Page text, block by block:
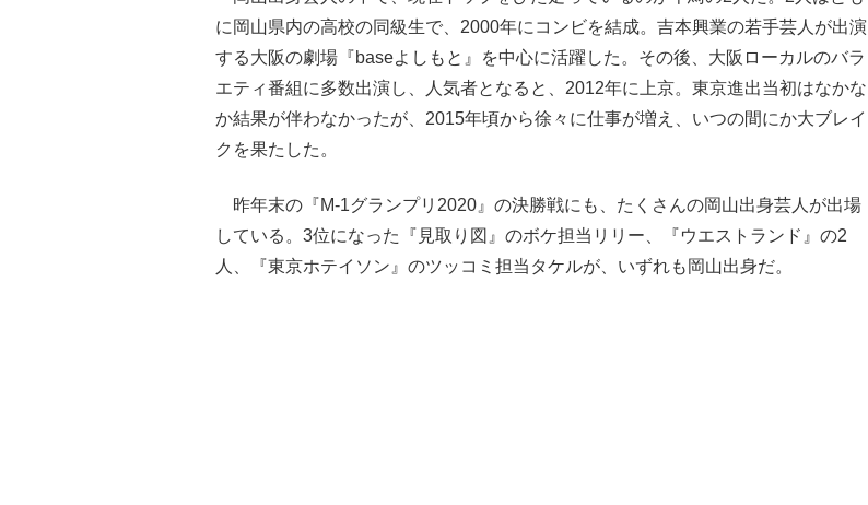
に岡山県内の高校の同級生で、2000年にコンビを結成。吉本興業の若手芸人が出演
する大阪の劇場『baseよしもと』を中心に活躍した。その後、大阪ローカルのバラ
エティ番組に多数出演し、人気者となると、2012年に上京。東京進出当初はなかな
か結果が伴わなかったが、2015年頃から徐々に仕事が増え、いつの間にか大ブレイ
クを果たした。
昨年末の『M-1グランプリ2020』の決勝戦にも、たくさんの岡山出身芸人が出場
している。3位になった『見取り図』のボケ担当リリー、『ウエストランド』の2
人、『東京ホテイソン』のツッコミ担当タケルが、いずれも岡山出身だ。